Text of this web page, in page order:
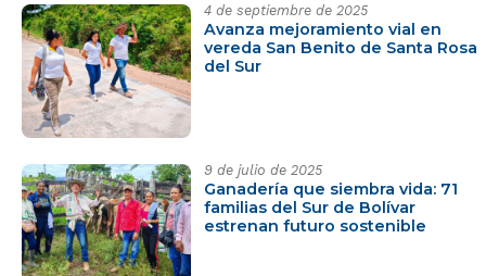
4 de septiembre de 2025
Avanza mejoramiento vial en
vereda San Benito de Santa Rosa
del Sur
9 de julio de 2025
Ganadería que siembra vida: 71
familias del Sur de Bolívar
estrenan futuro sostenible